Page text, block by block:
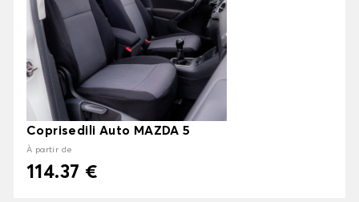
Coprisedili Auto MAZDA 5
À partir de
114.37 €